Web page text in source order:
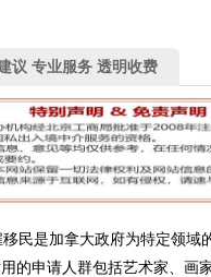
议 专业服务 透明收费
民是加拿大政府为特定领域
的申请人群包括艺术家、画